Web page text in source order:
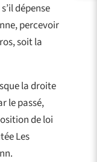
dépense
percevoir
soit la
la droite
le passé,
de loi
Les